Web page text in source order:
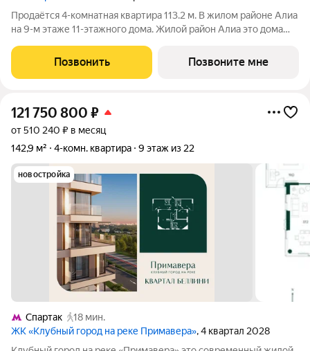
Продаётся 4-комнатная квартира 113.2 м. В жилом районе Алиа
на 9-м этаже 11-этажного дома. Жилой район Алиа это дома
находится в Покровском-Стрешневе, экологически чистом
районе на престижном
Позвонить Позвоните мне
121 750 800 ₽
от 510 240 ₽ в месяц
142,9 м²
4-комн. квартира 9 этаж из 22
новостройка
Спартак
18 мин.
ЖК «Клубный город на реке Примавера», 4 квартал 2028